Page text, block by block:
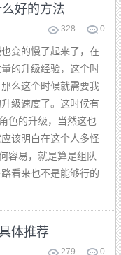
好的方法
328 0
变的慢了起来了，在
的升级经验，这个时
么这个时候就需要我
级速度了。这时候有
色的升级，当然这也
该明白在这个人多怪
容易，就是算是组队
看来也不是能够行的
体推荐
279 0